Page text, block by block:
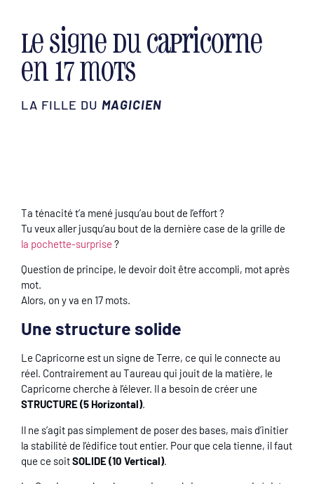
Le signe du Capricorne
en 17 mots
LA FILLE DU MAGICIEN
Ta ténacité t’a mené jusqu’au bout de l’effort ?
Tu veux aller jusqu’au bout de la dernière case de la grille de
la pochette-surprise ?
Question de principe, le devoir doit être accompli, mot après
mot.
Alors, on y va en 17 mots.
Une structure solide
Le Capricorne est un signe de Terre, ce qui le connecte au
réel. Contrairement au Taureau qui jouit de la matière, le
Capricorne cherche à l’élever. Il a besoin de créer une
STRUCTURE (5 Horizontal).
Il ne s’agit pas simplement de poser des bases, mais d’initier
la stabilité de l’édifice tout entier. Pour que cela tienne, il faut
que ce soitSOLIDE (10 Vertical).